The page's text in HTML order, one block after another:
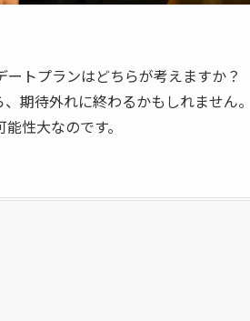
トプランはどちらが考えますか？
期待外れに終わるかもしれません
性大なのです。